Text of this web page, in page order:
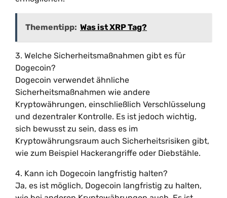
Thementipp: Was ist XRP Tag?
3. Welche Sicherheitsmaßnahmen gibt es für
Dogecoin?
Dogecoin verwendet ähnliche
Sicherheitsmaßnahmen wie andere
Kryptowährungen, einschließlich Verschlüsselung
und dezentraler Kontrolle. Es ist jedoch wichtig,
sich bewusst zu sein, dass es im
Kryptowährungsraum auch Sicherheitsrisiken gibt,
wie zum Beispiel Hackerangriffe oder Diebstähle.
4. Kann ich Dogecoin langfristig halten?
Ja, es ist möglich, Dogecoin langfristig zu halten,